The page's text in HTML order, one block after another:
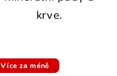
krve.
Více za méně